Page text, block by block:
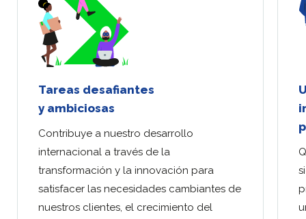
Tareas desafiantes
y ambiciosas
Contribuye a nuestro desarrollo
internacional a través de la
transformación y la innovación para
satisfacer las necesidades cambiantes de
nuestros clientes, el crecimiento del